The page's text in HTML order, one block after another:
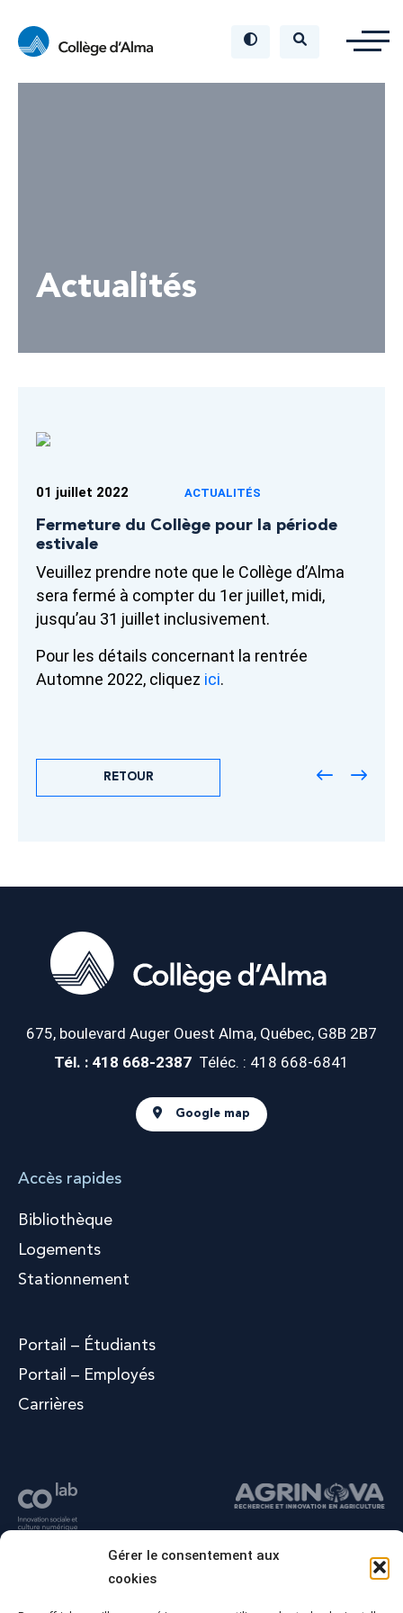
Gérer le consentement aux
cookies
Actualités
01 juillet 2022 ACTUALITÉS
Fermeture du Collège pour la période
estivale
Veuillez prendre note que le Collège d’Alma
sera fermé à compter du 1er juillet, midi,
jusqu’au 31 juillet inclusivement.
Pour les détails concernant la rentrée
Automne 2022, cliquez ici.
RETOUR
675, boulevard Auger Ouest Alma, Québec, G8B 2B7
Tél. : 418 668-2387 Téléc. : 418 668-6841
Google map
Accès rapides
Bibliothèque
Logements
Stationnement
Portail – Étudiants
Portail – Employés
Carrières